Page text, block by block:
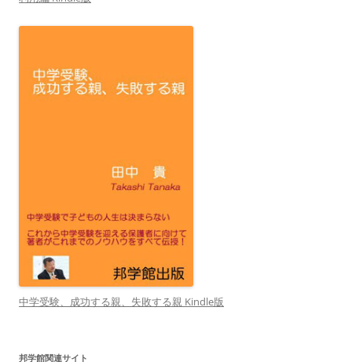
中学受験、成功する親、失敗する親 Kindle版
邦学館関連サイト